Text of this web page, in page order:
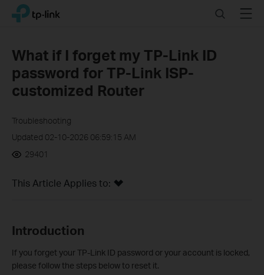
Click
navigation
TP-Link, Reliably Smart SearchMenu
What if I forget my TP-Link ID
password for TP-Link ISP-
customized Router
Troubleshooting
Updated 02-10-2026 06:59:15 AM
29401
This Article Applies to:
Introduction
If you forget your TP-Link ID password or your account is locked,
please follow the steps below to reset it.